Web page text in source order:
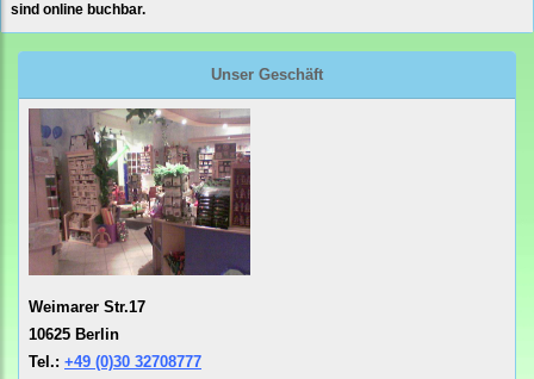
sind online buchbar.
Unser Geschäft
Weimarer Str.17
10625 Berlin
Tel.: +49 (0)30 32708777